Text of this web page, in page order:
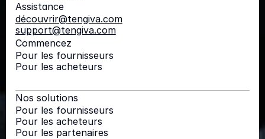
Assistance
découvrir@tengiva.com
support@tengiva.com
Commencez
Pour les fournisseurs
Pour les acheteurs
Nos solutions
Pour les fournisseurs
Pour les acheteurs
Pour les partenaires